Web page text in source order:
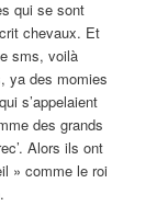
qui se sont
chevaux. Et
sms, voilà
ya des momies
s’appelaient
des grands
Alors ils ont
» comme le roi